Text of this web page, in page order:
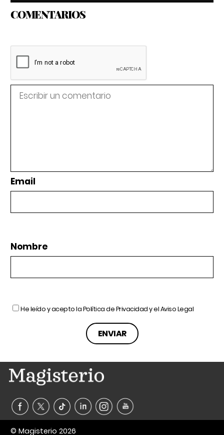
COMENTARIOS
Email
Nombre
He leído y acepto laPolítica de Privacidady elAviso Legal
© Magisterio 2026